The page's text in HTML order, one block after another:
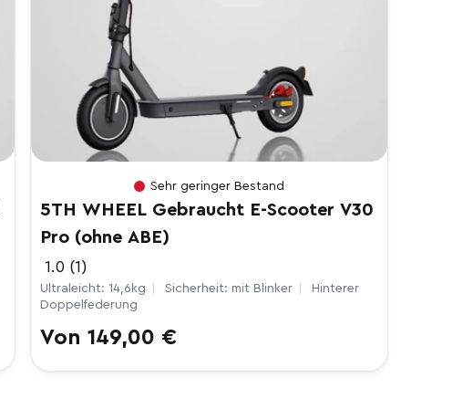
Sehr geringer Bestand
5TH WHEEL Gebraucht E-Scooter V30
Pro (ohne ABE)
1.0 (1)
Ultraleicht: 14,6kg Sicherheit: mit Blinker
Hinterer
Doppelfederung
Normaler
Preis
Von 149,00 €